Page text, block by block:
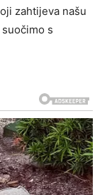
zahtijeva našu
s